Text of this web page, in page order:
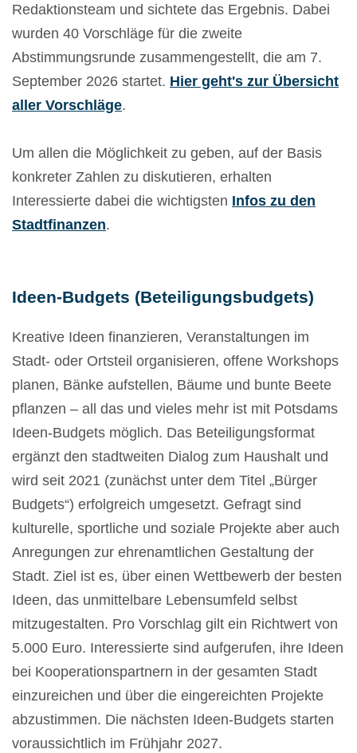
Redaktionsteam und sichtete das Ergebnis. Dabei
wurden 40 Vorschläge für die zweite
Abstimmungsrunde zusammengestellt, die am 7.
September 2026 startet. Hier geht's zur Übersicht
aller Vorschläge.
Um allen die Möglichkeit zu geben, auf der Basis
konkreter Zahlen zu diskutieren, erhalten
Interessierte dabei die wichtigsten Infos zu den
Stadtfinanzen.
Ideen-Budgets (Beteiligungsbudgets)
Kreative Ideen finanzieren, Veranstaltungen im
Stadt- oder Ortsteil organisieren, offene Workshops
planen, Bänke aufstellen, Bäume und bunte Beete
pflanzen – all das und vieles mehr ist mit Potsdams
Ideen-Budgets möglich. Das Beteiligungsformat
ergänzt den stadtweiten Dialog zum Haushalt und
wird seit 2021 (zunächst unter dem Titel „Bürger
Budgets“) erfolgreich umgesetzt. Gefragt sind
kulturelle, sportliche und soziale Projekte aber auch
Anregungen zur ehrenamtlichen Gestaltung der
Stadt. Ziel ist es, über einen Wettbewerb der besten
Ideen, das unmittelbare Lebensumfeld selbst
mitzugestalten. Pro Vorschlag gilt ein Richtwert von
5.000 Euro. Interessierte sind aufgerufen, ihre Ideen
bei Kooperationspartnern in der gesamten Stadt
einzureichen und über die eingereichten Projekte
abzustimmen. Die nächsten Ideen-Budgets starten
voraussichtlich im Frühjahr 2027.